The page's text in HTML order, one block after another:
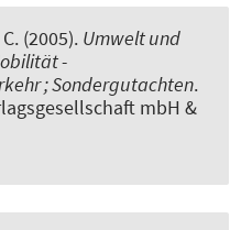
(2005). Umwelt und
-
; Sondergutachten.
mbH &